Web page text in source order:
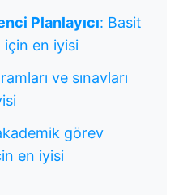
Planlayıcı: Basit
için en iyisi
ve sınavları
görev
en iyisi